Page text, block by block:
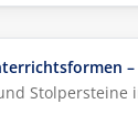
Stolpersteine